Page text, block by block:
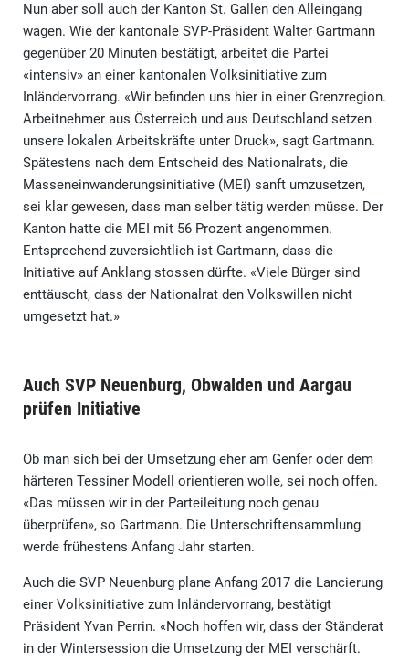
Nun aber soll auch der Kanton St. Gallen den Alleingang
wagen. Wie der kantonale SVP-Präsident Walter Gartmann
gegenüber 20 Minuten bestätigt, arbeitet die Partei
«intensiv» an einer kantonalen Volksinitiative zum
Inländervorrang. «Wir befinden uns hier in einer Grenzregion.
Arbeitnehmer aus Österreich und aus Deutschland setzen
unsere lokalen Arbeitskräfte unter Druck», sagt Gartmann.
Spätestens nach dem Entscheid des Nationalrats, die
Masseneinwanderungsinitiative (MEI) sanft umzusetzen,
sei klar gewesen, dass man selber tätig werden müsse. Der
Kanton hatte die MEI mit 56 Prozent angenommen.
Entsprechend zuversichtlich ist Gartmann, dass die
Initiative auf Anklang stossen dürfte. «Viele Bürger sind
enttäuscht, dass der Nationalrat den Volkswillen nicht
umgesetzt hat.»
Auch SVP Neuenburg, Obwalden und Aargau
prüfen Initiative
Ob man sich bei der Umsetzung eher am Genfer oder dem
härteren Tessiner Modell orientieren wolle, sei noch offen.
«Das müssen wir in der Parteileitung noch genau
überprüfen», so Gartmann. Die Unterschriftensammlung
werde frühestens Anfang Jahr starten.
Auch die SVP Neuenburg plane Anfang 2017 die Lancierung
einer Volksinitiative zum Inländervorrang, bestätigt
Präsident Yvan Perrin. «Noch hoffen wir, dass der Ständerat
in der Wintersession die Umsetzung der MEI verschärft.